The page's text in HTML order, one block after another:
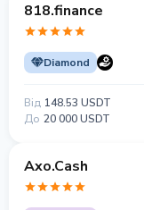
818.finance
Diamond
Від 148.53 USDT
До 20 000 USDT
Axo.Cash